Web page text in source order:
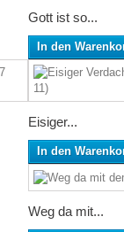
Gott ist so...
In den
Eisiger...
In den
Weg da mit...